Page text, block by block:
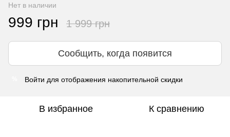
Нет в наличии
999 грн 1 999 грн
Сообщить, когда появится
Войти для отображения накопительной скидки
В избранное К сравнению